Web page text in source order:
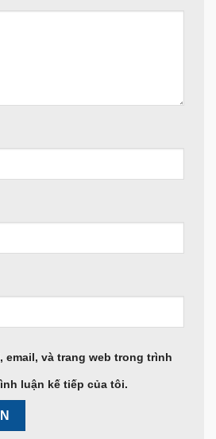
email, và trang web trong trình
luận kế tiếp của tôi.